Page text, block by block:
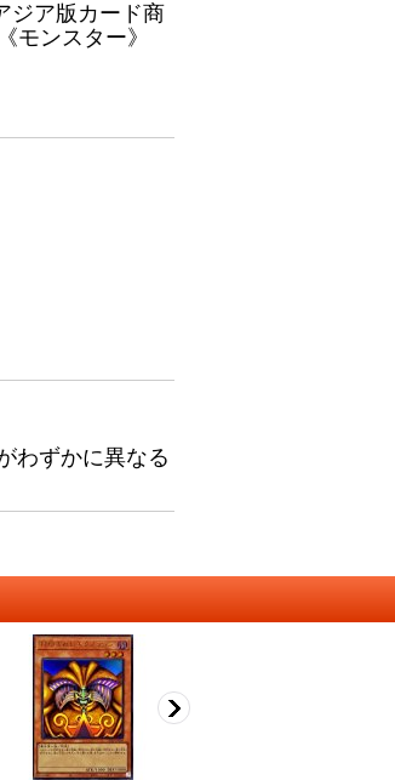
ジア版カード商
ンスター》
わずかに異なる